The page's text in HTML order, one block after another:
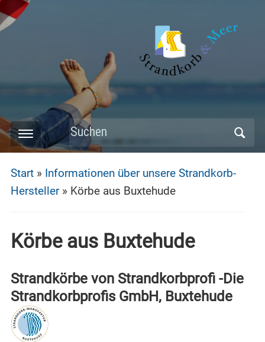
Skip
to
main
content
Toggle
menu
Search
for:
Start» Informationen über unsere Strandkorb-
Hersteller» Körbe aus Buxtehude
Körbe aus Buxtehude
Strandkörbe von Strandkorbprofi -Die
Strandkorbprofis GmbH, Buxtehude